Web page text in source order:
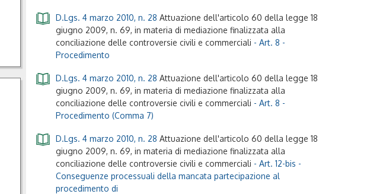
D.Lgs. 4 marzo 2010, n. 28 Attuazione dell'articolo 60 della legge 18
giugno 2009, n. 69, in materia di mediazione finalizzata alla
conciliazione delle controversie civili e commerciali - Art. 8 -
Procedimento
D.Lgs. 4 marzo 2010, n. 28 Attuazione dell'articolo 60 della legge 18
giugno 2009, n. 69, in materia di mediazione finalizzata alla
conciliazione delle controversie civili e commerciali - Art. 8 -
Procedimento (Comma 7)
D.Lgs. 4 marzo 2010, n. 28 Attuazione dell'articolo 60 della legge 18
giugno 2009, n. 69, in materia di mediazione finalizzata alla
conciliazione delle controversie civili e commerciali - Art. 12-bis -
Conseguenze processuali della mancata partecipazione al
procedimento di